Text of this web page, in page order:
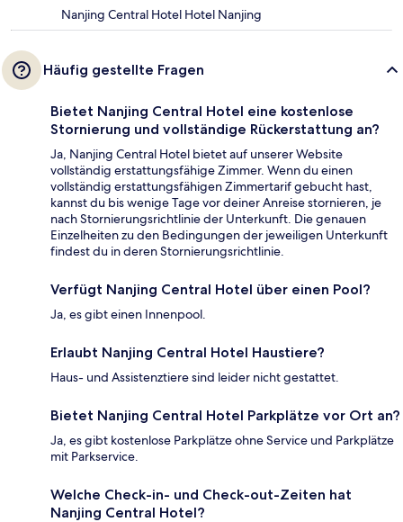
Nanjing Central Hotel Hotel Nanjing
Häufig gestellte Fragen
Bietet Nanjing Central Hotel eine kostenlose
Stornierung und vollständige Rückerstattung an?
Ja, Nanjing Central Hotel bietet auf unserer Website
vollständig erstattungsfähige Zimmer. Wenn du einen
vollständig erstattungsfähigen Zimmertarif gebucht hast,
kannst du bis wenige Tage vor deiner Anreise stornieren, je
nach Stornierungsrichtlinie der Unterkunft. Die genauen
Einzelheiten zu den Bedingungen der jeweiligen Unterkunft
findest du in deren Stornierungsrichtlinie.
Verfügt Nanjing Central Hotel über einen Pool?
Ja, es gibt einen Innenpool.
Erlaubt Nanjing Central Hotel Haustiere?
Haus- und Assistenztiere sind leider nicht gestattet.
Bietet Nanjing Central Hotel Parkplätze vor Ort an?
Ja, es gibt kostenlose Parkplätze ohne Service und Parkplätze
mit Parkservice.
Welche Check-in- und Check-out-Zeiten hat
Nanjing Central Hotel?